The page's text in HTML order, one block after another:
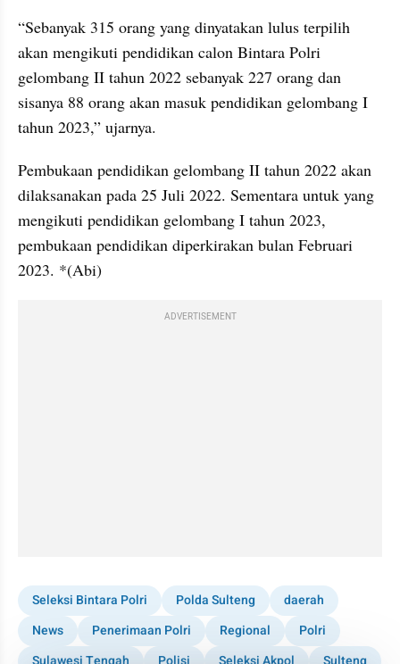
“Sebanyak 315 orang yang dinyatakan lulus terpilih
akan mengikuti pendidikan calon Bintara Polri
gelombang II tahun 2022 sebanyak 227 orang dan
sisanya 88 orang akan masuk pendidikan gelombang I
tahun 2023,” ujarnya.
Pembukaan pendidikan gelombang II tahun 2022 akan
dilaksanakan pada 25 Juli 2022. Sementara untuk yang
mengikuti pendidikan gelombang I tahun 2023,
pembukaan pendidikan diperkirakan bulan Februari
2023. *(Abi)
ADVERTISEMENT
Seleksi Bintara Polri Polda Sulteng
daerah
News
Penerimaan Polri Regional
Polri